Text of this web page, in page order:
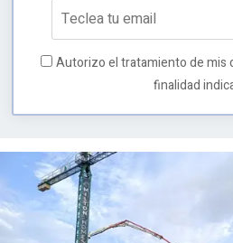
Autorizo el tratamiento de mis
finalidad